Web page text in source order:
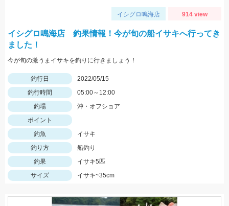
イシグロ鳴海店 914 view
イシグロ鳴海店 釣果情報！今が旬の船イサキへ行ってき
ました！
今が旬の激うまイサキを釣りに行きましょう！
釣行日
2022/05/15
釣行時間
05:00～12:00
釣場
沖・オフショア
ポイント
釣魚
イサキ
釣り方
船釣り
釣果
イサキ5匹
サイズ
イサキ~35cm